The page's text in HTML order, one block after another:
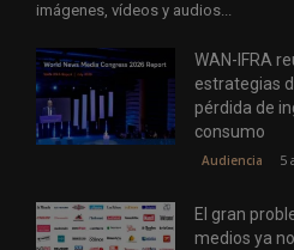
imágenes, vídeos y audios...
WAN-IFRA
estrategias
pérdida de
consumo
Audiencia 5
El gran
medios ya